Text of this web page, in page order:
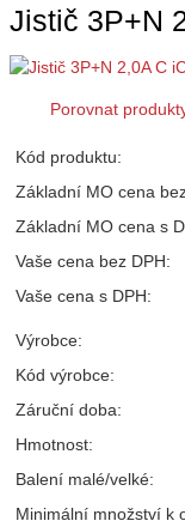
Jistič 3P+N
Porovnat
Kód produktu:
Základní MO cena
Základní MO cena s
Vaše cena bez DPH:
Vaše cena s DPH:
Výrobce:
Kód výrobce:
Záruční doba:
Hmotnost:
Balení malé/velké:
Minimální množství k